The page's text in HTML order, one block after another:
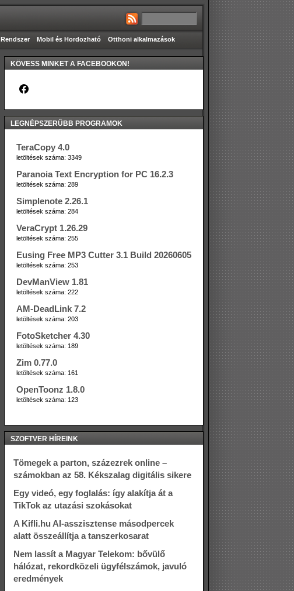
Rendszer Mobil és Hordozható Otthoni alkalmazások
KÖVESS MINKET A FACEBOOKON!
LEGNÉPSZERŰBB PROGRAMOK
TeraCopy 4.0
letöltések száma: 3349
Paranoia Text Encryption for PC 16.2.3
letöltések száma: 289
Simplenote 2.26.1
letöltések száma: 284
VeraCrypt 1.26.29
letöltések száma: 255
Eusing Free MP3 Cutter 3.1 Build 20260605
letöltések száma: 253
DevManView 1.81
letöltések száma: 222
AM-DeadLink 7.2
letöltések száma: 203
FotoSketcher 4.30
letöltések száma: 189
Zim 0.77.0
letöltések száma: 161
OpenToonz 1.8.0
letöltések száma: 123
SZOFTVER HÍREINK
Tömegek a parton, százezrek online –
számokban az 58. Kékszalag digitális sikere
Egy videó, egy foglalás: így alakítja át a
TikTok az utazási szokásokat
A Kifli.hu AI-asszisztense másodpercek
alatt összeállítja a tanszerkosarat
Nem lassít a Magyar Telekom: bővülő
hálózat, rekordközeli ügyfélszámok, javuló
eredmények